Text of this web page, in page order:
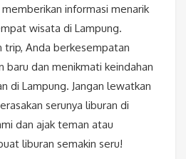
informasi menarik
wisata di Lampung.
trip, Anda berkesempatan
dan menikmati keindahan
di Lampung. Jangan lewatkan
serunya liburan di
dan ajak teman atau
liburan semakin seru!